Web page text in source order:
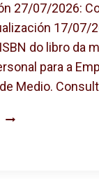
27/07/2026:
17/07/
do libro da
para a
Medio.
L